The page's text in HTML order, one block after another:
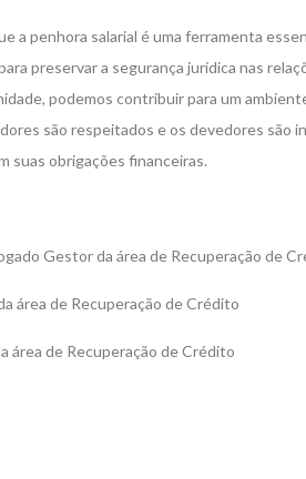
a penhora salarial é uma ferramenta
preservar a segurança jurídica nas
podemos contribuir para um
são respeitados e os devedores são
suas obrigações financeiras.
Gestor da área de Recuperação de
área de Recuperação de Crédito
área de Recuperação de Crédito